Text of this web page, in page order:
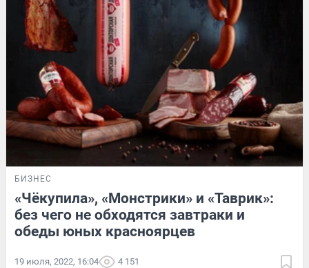
БИЗНЕС
«Чёкупила», «Монстрики» и «Таврик»:
без чего не обходятся завтраки и
обеды юных красноярцев
19 июля, 2022, 16:04 4 151